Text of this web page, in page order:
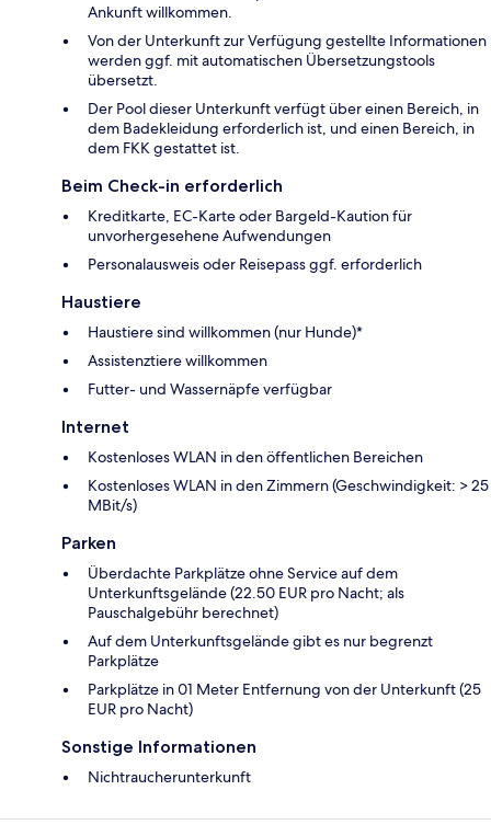
Ankunft willkommen.
Von der Unterkunft zur Verfügung gestellte Informationen
werden ggf. mit automatischen Übersetzungstools
übersetzt.
Der Pool dieser Unterkunft verfügt über einen Bereich, in
dem Badekleidung erforderlich ist, und einen Bereich, in
dem FKK gestattet ist.
Beim Check-in erforderlich
Kreditkarte, EC-Karte oder Bargeld-Kaution für
unvorhergesehene Aufwendungen
Personalausweis oder Reisepass ggf. erforderlich
Haustiere
Haustiere sind willkommen (nur Hunde)*
Assistenztiere willkommen
Futter- und Wassernäpfe verfügbar
Internet
Kostenloses WLAN in den öffentlichen Bereichen
Kostenloses WLAN in den Zimmern (Geschwindigkeit: > 25
MBit/s)
Parken
Überdachte Parkplätze ohne Service auf dem
Unterkunftsgelände (22.50 EUR pro Nacht; als
Pauschalgebühr berechnet)
Auf dem Unterkunftsgelände gibt es nur begrenzt
Parkplätze
Parkplätze in 01 Meter Entfernung von der Unterkunft (25
EUR pro Nacht)
Sonstige Informationen
Nichtraucherunterkunft